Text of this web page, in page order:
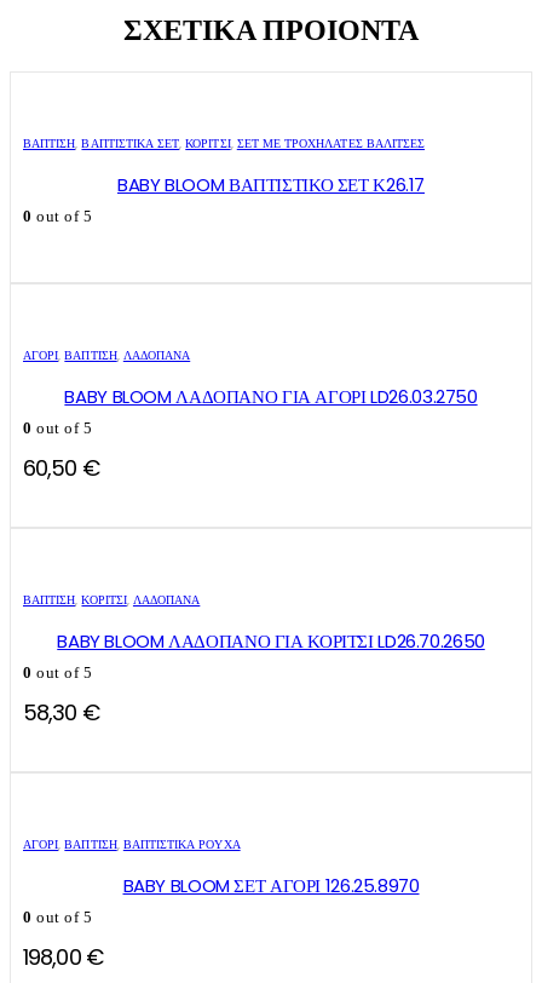
ΣΧΕΤΙΚΑ ΠΡΟΙΟΝΤΑ
ΒΑΠΤΙΣΗ,ΒΑΠΤΙΣΤΙΚΆ ΣΕΤ,ΚΟΡΊΤΣΙ, ΣΕΤ ΜΕ ΤΡΟΧΉΛΑΤΕΣ ΒΑΛΊΤΣΕΣ
BABY BLOOM ΒΑΠΤΙΣΤΙΚΟ ΣΕΤ Κ26.17
0 out of 5
ΑΓΌΡΙ,ΒΑΠΤΙΣΗ, ΛΑΔΌΠΑΝΑ
BABY BLOOM ΛΑΔΟΠΑΝΟ ΓΙΑ ΑΓΟΡΙ LD26.03.2750
0 out of 5
60,50 €
ΒΑΠΤΙΣΗ,ΚΟΡΊΤΣΙ, ΛΑΔΌΠΑΝΑ
BABY BLOOM ΛΑΔΟΠΑΝΟ ΓΙΑ ΚΟΡΙΤΣΙ LD26.70.2650
0 out of 5
58,30 €
το
παραλλαγές.
Οι
επιλογές
το
παραλλαγές.
Οι
επιλογές
ΑΓΌΡΙ,ΒΑΠΤΙΣΗ, ΒΑΠΤΙΣΤΙΚΆ ΡΟΎΧΑ
BABY BLOOM ΣΕΤ ΑΓΟΡΙ 126.25.8970
0 out of 5
198,00 €